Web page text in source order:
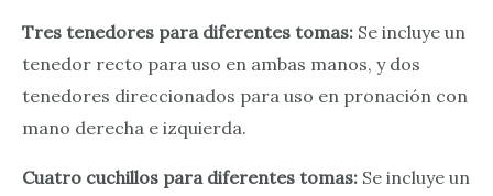
Tres tenedores para diferentes tomas: Se incluye un
tenedor recto para uso en ambas manos, y dos
tenedores direccionados para uso en pronación con
mano derecha e izquierda.
Cuatro cuchillos para diferentes tomas: Se incluye un